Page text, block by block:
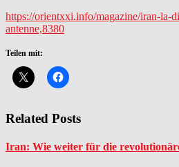
https://orientxxi.info/magazine/iran-la-
antenne,8380
Teilen mit:
Related Posts
Iran: Wie weiter für die